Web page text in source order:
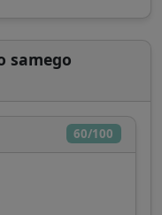
samego
60/100